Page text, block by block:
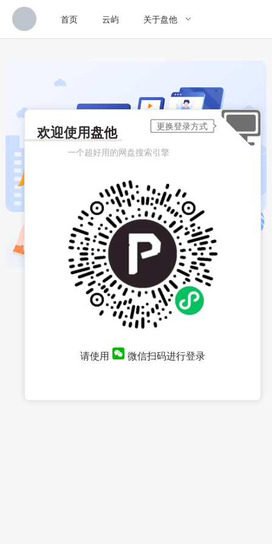
首页 云屿 关于盘他
欢迎使用盘他
一个超好用的网盘搜索引擎
请使用 微信扫码进行登录